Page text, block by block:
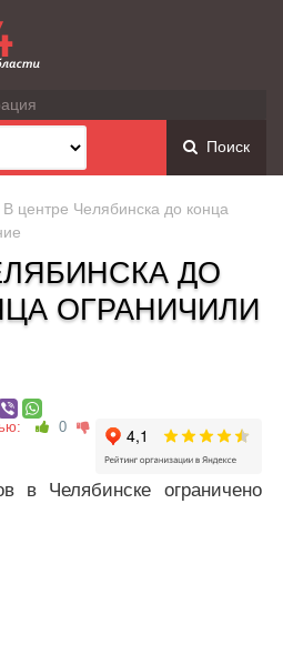
Поиск
В центре Челябинска до конца
ДО
ОГРАНИЧИЛИ
0
в Челябинске ограничено